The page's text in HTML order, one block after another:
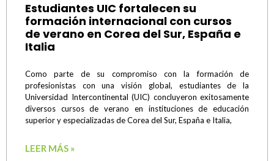
Estudiantes UIC fortalecen su
formación internacional con cursos
de verano en Corea del Sur, España e
Italia
Como parte de su compromiso con la formación de
profesionistas con una visión global, estudiantes de la
Universidad Intercontinental (UIC) concluyeron exitosamente
diversos cursos de verano en instituciones de educación
superior y especializadas de Corea del Sur, España e Italia,
LEER MÁS »